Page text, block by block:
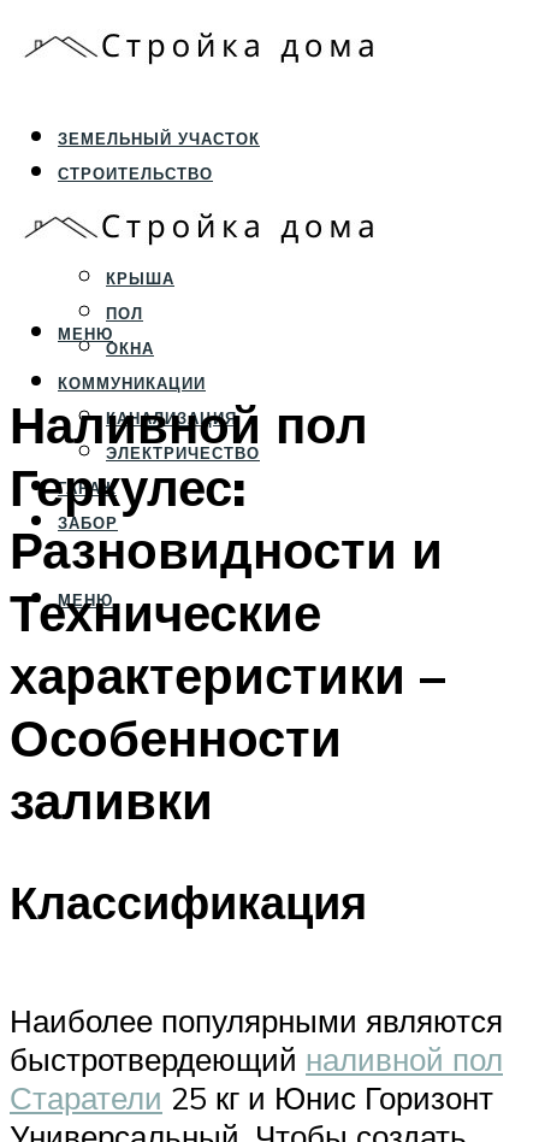
ЗЕМЕЛЬНЫЙ УЧАСТОК
СТРОИТЕЛЬСТВО
ФУНДАМЕНТ И ЦОКОЛЬ
ПЕРЕКРЫТИЯ И СТЕНЫ
КРЫША
ПОЛ
ОКНА
КОММУНИКАЦИИ
КАНАЛИЗАЦИЯ
ЭЛЕКТРИЧЕСТВО
ГАРАЖ
ЗАБОР
МЕНЮ
МЕНЮ
Наливной пол
Геркулес:
Разновидности и
Технические
характеристики –
Особенности
заливки
Классификация
Наиболее популярными являются
быстротвердеющий наливной пол
Старатели 25 кг и Юнис Горизонт